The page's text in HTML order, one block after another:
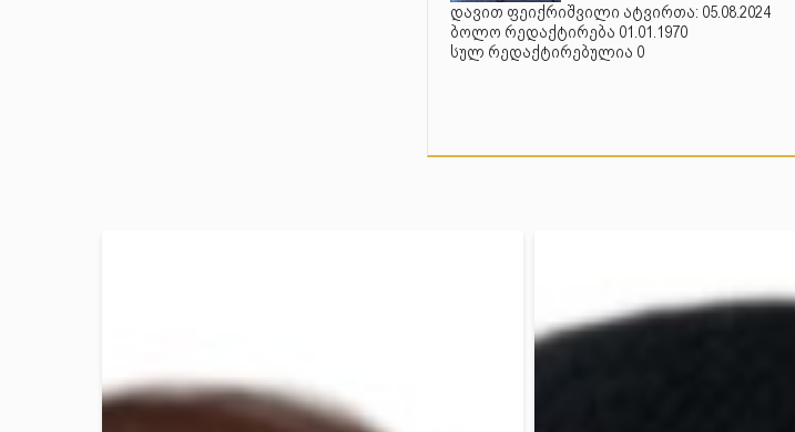
დავით ფეიქრიშვილი ატვირთა: 05.08.2024
ბოლო რედაქტირება 01.01.1970
სულ რედაქტირებულია 0